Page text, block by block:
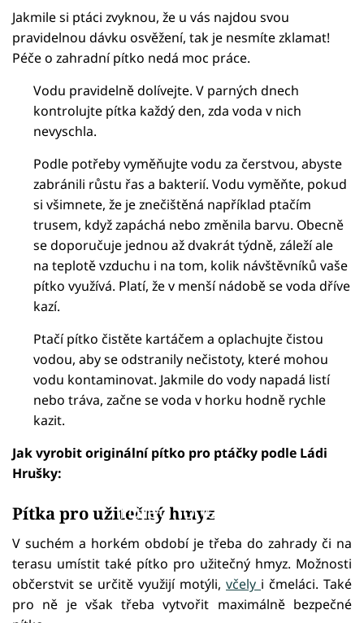
Jakmile si ptáci zvyknou, že u vás najdou svou
pravidelnou dávku osvěžení, tak je nesmíte zklamat!
Péče o zahradní pítko nedá moc práce.
Vodu pravidelně dolívejte. V parných dnech
kontrolujte pítka každý den, zda voda v nich
nevyschla.
Podle potřeby vyměňujte vodu za čerstvou, abyste
zabránili růstu řas a bakterií. Vodu vyměňte, pokud
si všimnete, že je znečištěná například ptačím
trusem, když zapáchá nebo změnila barvu. Obecně
se doporučuje jednou až dvakrát týdně, záleží ale
na teplotě vzduchu i na tom, kolik návštěvníků vaše
pítko využívá. Platí, že v menší nádobě se voda dříve
kazí.
Ptačí pítko čistěte kartáčem a oplachujte čistou
vodou, aby se odstranily nečistoty, které mohou
vodu kontaminovat. Jakmile do vody napadá listí
nebo tráva, začne se voda v horku hodně rychle
kazit.
Jak vyrobit originální pítko pro ptáčky podle Ládi
Hrušky:
Failed to fetch
Pítka pro užitečný hmyz
V suchém a horkém období je třeba do zahrady či na
terasu umístit také pítko pro užitečný hmyz. Možnosti
občerstvit se určitě využijí motýli, včely i čmeláci. Také
pro ně je však třeba vytvořit maximálně bezpečné